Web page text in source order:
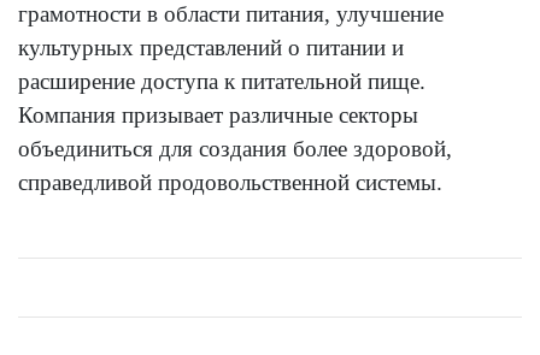
грамотности в области питания, улучшение
культурных представлений о питании и
расширение доступа к питательной пище.
Компания призывает различные секторы
объединиться для создания более здоровой,
справедливой продовольственной системы.